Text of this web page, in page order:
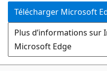
Télécharger Microsoft
Plus d’informations sur
Microsoft Edge